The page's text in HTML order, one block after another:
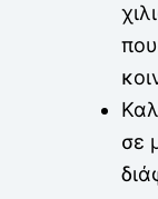
σε